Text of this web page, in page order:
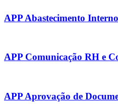
APP Abastecimento Interno
APP Comunicação RH e
APP Aprovação de